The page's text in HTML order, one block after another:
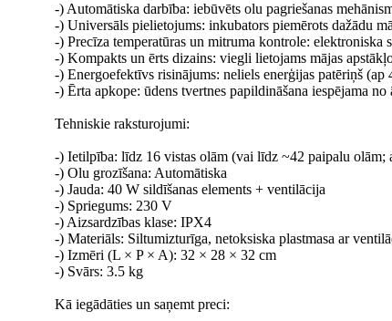
-) Automātiska darbība: iebūvēts olu pagriešanas
-) Universāls pielietojums: inkubators piemērots dažādu
-) Precīza temperatūras un mitruma kontrole:
-) Kompakts un ērts dizains: viegli lietojams mājas
-) Energoefektīvs risinājums: neliels enerģijas patēriņš
-) Ērta apkope: ūdens tvertnes papildināšana iespējama
Tehniskie raksturojumi:
-) Ietilpība: līdz 16 vistas olām (vai līdz ~42 paipalu olām;
-) Olu grozīšana: Automātiska
-) Jauda: 40 W sildīšanas elements + ventilācija
-) Spriegums: 230 V
-) Aizsardzības klase: IPX4
-) Materiāls: Siltumizturīga, netoksiska plastmasa ar
-) Izmēri (L × P × A): 32 × 28 × 32 cm
-) Svārs: 3.5 kg
Kā iegādāties un saņemt preci: